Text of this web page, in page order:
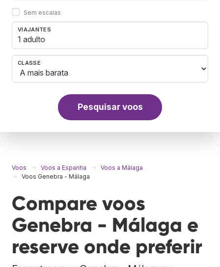
Sem escalas
VIAJANTES
1 adulto
CLASSE
Pesquisar voos
Voos Voos a Espanha
Voos a Málaga
Voos Genebra - Málaga
Compare voos
Genebra - Málaga e
reserve onde preferir